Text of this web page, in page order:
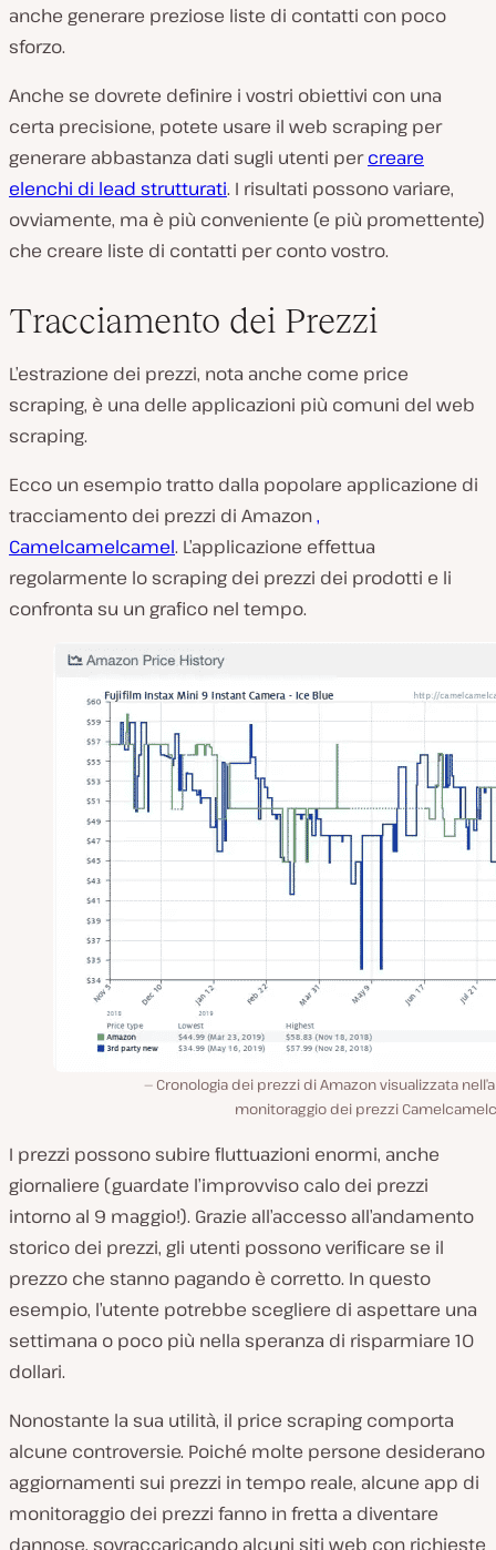
anche generare preziose liste di contatti con poco
sforzo.
Anche se dovrete definire i vostri obiettivi con una
certa precisione, potete usare il web scraping per
generare abbastanza dati sugli utenti percreare
elenchi di lead strutturati. I risultati possono variare,
ovviamente, ma è più conveniente (e più promettente)
che creare liste di contatti per conto vostro.
Tracciamento dei Prezzi
L’estrazione dei prezzi, nota anche come price
scraping, è una delle applicazioni più comuni del web
scraping.
Ecco un esempio tratto dalla popolare applicazione di
tracciamento dei prezzi di Amazon,
Camelcamelcamel. L’applicazione effettua
regolarmente lo scraping dei prezzi dei prodotti e li
confronta su un grafico nel tempo.
Cronologia dei prezzi di Amazon visualizzata
monitoraggio dei prezzi
I prezzi possono subire fluttuazioni enormi, anche
giornaliere (guardate l’improvviso calo dei prezzi
intorno al 9 maggio!). Grazie all’accesso all’andamento
storico dei prezzi, gli utenti possono verificare se il
prezzo che stanno pagando è corretto. In questo
esempio, l’utente potrebbe scegliere di aspettare una
settimana o poco più nella speranza di risparmiare 10
dollari.
Nonostante la sua utilità, il price scraping comporta
alcune controversie. Poiché molte persone desiderano
aggiornamenti sui prezzi in tempo reale, alcune app di
monitoraggio dei prezzi fanno in fretta a diventare
dannose, sovraccaricando alcuni siti web con richieste